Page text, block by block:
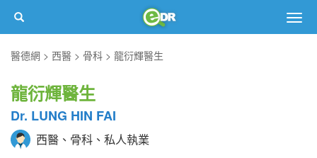
醫德網
西醫 骨科 龍衍輝醫生
龍衍輝醫生
Dr. LUNG HIN FAI
西醫、骨科、私人執業